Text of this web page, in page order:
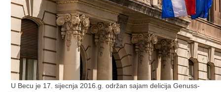
U Becu je 17. sijecnja 2016.g. održan sajam delicija Genuss-